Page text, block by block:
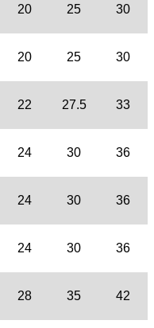
20 25 30
20 25 30
22 27.5 33
24 30 36
24 30 36
24 30 36
28 35 42